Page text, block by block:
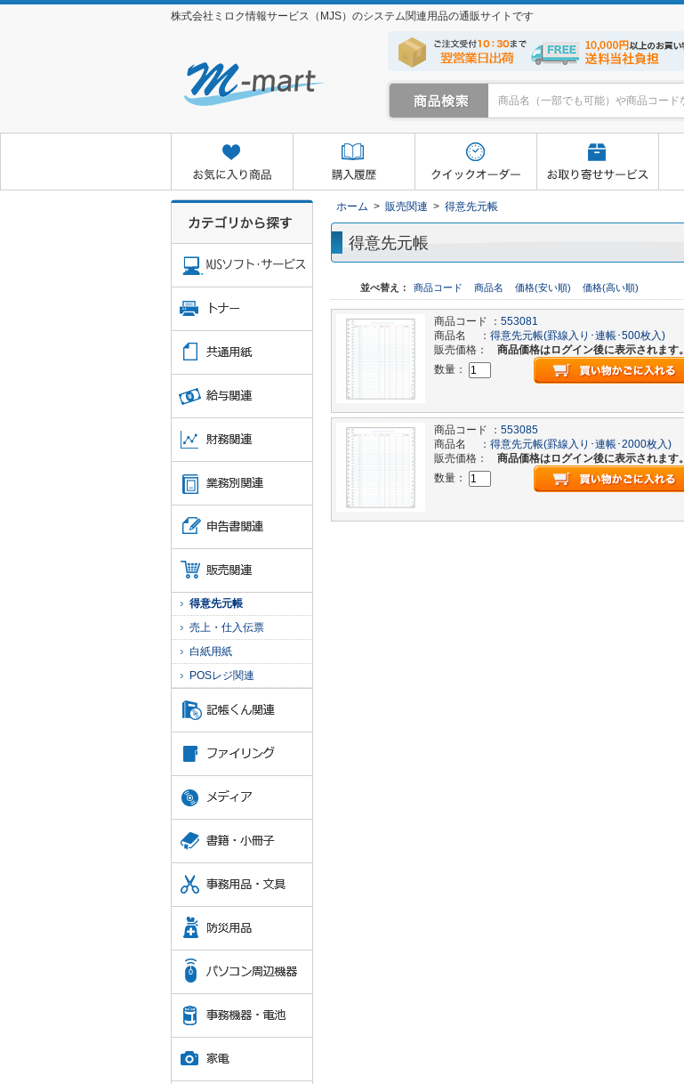
株式会社ミロク情報サービス（MJS）のシステム関連用品の通販サイトです
お取り寄せサービス マイページ よくあるご質問
ホーム > 販売関連 > 得意先元帳
得意先元帳
並べ替え： 商品コード 商品名 価格(安い順) 価格(高い順)
商品コード ： 553081
商品名 ： 得意先元帳(罫線入り･連帳･500枚入)
販売価格：
商品価格はログイン後に表示されます。
数量：
商品コード ： 553085
商品名 ： 得意先元帳(罫線入り･連帳･2000枚入)
販売価格：
商品価格はログイン後に表示されます。
数量：
得意先元帳
売上・仕入伝票
白紙用紙
POSレジ関連